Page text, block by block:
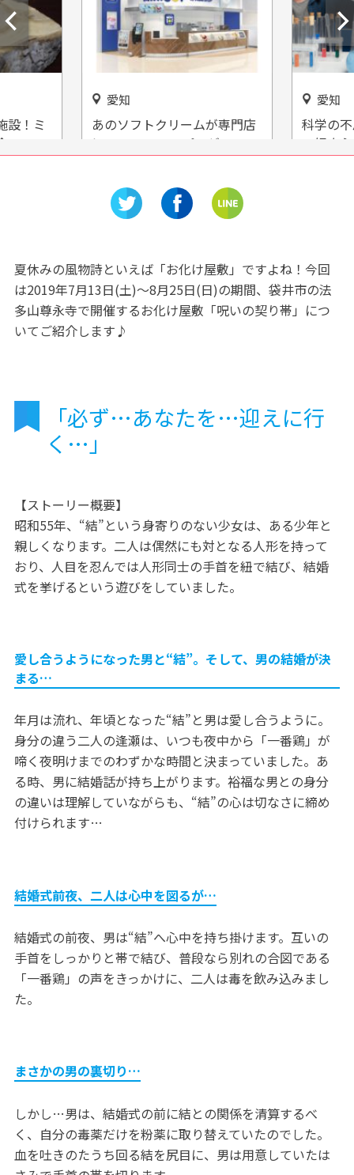
あのソフトクリームが専門店
に！MINI STOPプレゼンツ
「MINI SOF」イオンモール名
科学の不思議
の好奇心を刺
学びの科学体
夏休みの風物詩といえば「お化け屋敷」ですよね！今回
は2019年7月13日(土)～8月25日(日)の期間、袋井市の法
多山尊永寺で開催するお化け屋敷「呪いの契り帯」につ
いてご紹介します♪
「必ず…あなたを…迎えに行
く…」
【ストーリー概要】
昭和55年、“結”という身寄りのない少女は、ある少年と
親しくなります。二人は偶然にも対となる人形を持って
おり、人目を忍んでは人形同士の手首を紐で結び、結婚
式を挙げるという遊びをしていました。
愛し合うようになった男と“結”。そして、男の結婚が決
まる…
年月は流れ、年頃となった“結”と男は愛し合うように。
身分の違う二人の逢瀬は、いつも夜中から「一番鶏」が
啼く夜明けまでのわずかな時間と決まっていました。あ
る時、男に結婚話が持ち上がります。裕福な男との身分
の違いは理解していながらも、“結”の心は切なさに締め
付けられます…
結婚式前夜、二人は心中を図るが…
結婚式の前夜、男は“結”へ心中を持ち掛けます。互いの
手首をしっかりと帯で結び、普段なら別れの合図である
「一番鶏」の声をきっかけに、二人は毒を飲み込みまし
た。
まさかの男の裏切り…
しかし…男は、結婚式の前に結との関係を清算するべ
く、自分の毒薬だけを粉薬に取り替えていたのでした。
血を吐きのたうち回る結を尻目に、男は用意していたは